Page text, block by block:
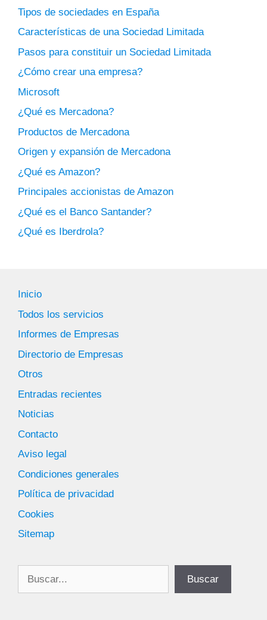
Tipos de sociedades en España
Características de una Sociedad Limitada
Pasos para constituir un Sociedad Limitada
¿Cómo crear una empresa?
Microsoft
¿Qué es Mercadona?
Productos de Mercadona
Origen y expansión de Mercadona
¿Qué es Amazon?
Principales accionistas de Amazon
¿Qué es el Banco Santander?
¿Qué es Iberdrola?
Inicio
Todos los servicios
Informes de Empresas
Directorio de Empresas
Otros
Entradas recientes
Noticias
Contacto
Aviso legal
Condiciones generales
Política de privacidad
Cookies
Sitemap
Buscar